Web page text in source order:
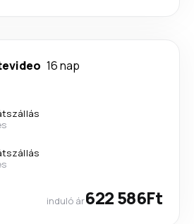
16 nap
induló ár622 586Ft